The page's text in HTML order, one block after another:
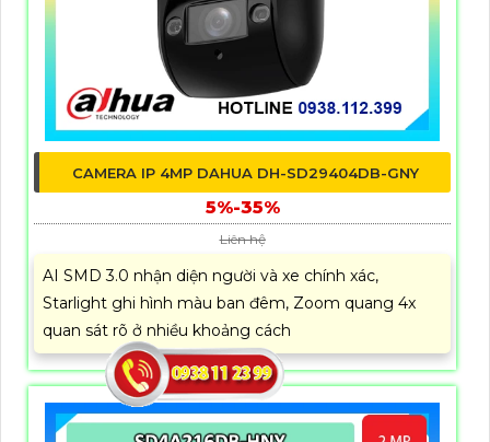
CAMERA IP 4MP DAHUA DH-SD29404DB-GNY
5%-35%
Liên hệ
AI SMD 3.0 nhận diện người và xe chính xác,
Starlight ghi hình màu ban đêm, Zoom quang 4x
quan sát rõ ở nhiều khoảng cách